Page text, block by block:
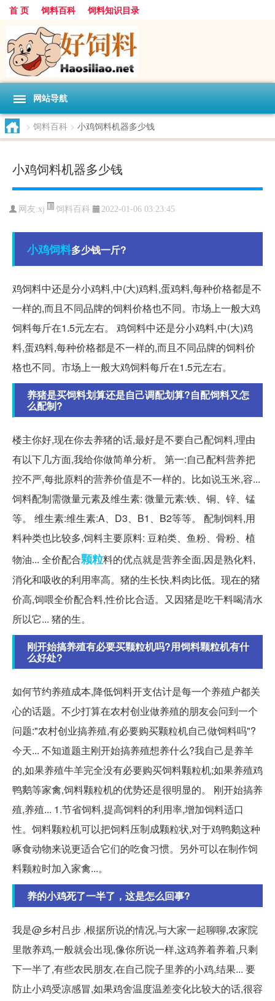
首 页 饲料百科 饲料知识目录
网站导航
> 饲料百科 > 小鸡饲料机器多少钱
小鸡饲料机器多少钱
网友:xj 饲料百科 2022-01-06 03:23:45
小鸡饲料多少钱一斤?
鸡饲料中还是分小鸡料,中(大)鸡料,蛋鸡料,每种价格都是不
一样的,而且不同品牌的饲料价格也不同。市场上一般大鸡
饲料每斤在1.5元左右。 鸡饲料中还是分小鸡料,中(大)鸡
料,蛋鸡料,每种价格都是不一样的,而且不同品牌的饲料价
格也不同。市场上一般大鸡饲料每斤在1.5元左右。
养猪是买饲料划算还是自己调配划算?自配饲料又怎
么配制?
楼主你好,现在你去养猪的话,最好是不要自己配饲料,理由
有以下几方面,我给你做简单分析。 第一:自己配料营养把
控不严,每批原料的营养价值是不一样的。比如说玉米,容...
饲料配制需微量元素及维生素: 微量元素:铁、铜、锌、锰
等。 维生素:维生素:A、D3、B1、B2等等。 配制饲料,用
料种类也比较多,饲料主要原料: 豆粕类、鱼粉、骨粉、植
物油... 全价配合颗粒料的优点就是营养全面,因是熟化料,
消化和吸收的利用率高。猪的生长快,料肉比低。现在的猪
价高,饲喂全价配合料,性价比合适。又因猪是吃干料喝清水
所以它... 猪的生。
刚开始搞养殖有必要买颗粒机吗?用饲料颗粒机有什
么好处?
如何节约养殖成本,降低饲料开支估计是每一个养殖户都关
心的话题。不少打算在农村创业做养殖的朋友会问到一个
问题:"农村创业搞养殖,有必要购买颗粒机自己做饲料吗"?
今天... 不知道题主刚开始搞养殖想养什么?我自己是养羊
的,如果养殖牛羊完全没有必要购买饲料颗粒机;如果养殖鸡
鸭鹅等家禽,饲料颗粒机的优势还是很明显的。 刚开始搞养
殖,养殖... 1.节省饲料,提高饲料的利用率,增加饲料适口
性。饲料颗粒机可以把饲料压制成颗粒状,对于鸡鸭鹅这种
啄食动物来说更适合它们的吃食习惯。另外可以在制作饲
料颗粒时加入家禽...。
养的小鸡死了一半了，这是怎么回事?
我是@乡村吕步 ,根据所说的情况,与大家一起聊聊,农家院
里散养鸡,一般就会出现,像你所说一样,这鸡养着养着,只剩
下一半了,有些农民朋友,在自己院子里养的小鸡,结果... 要
防止小鸡受凉感冒,如果鸡舍温度温差变化比较大的话,很容